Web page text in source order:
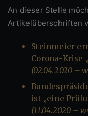
An dieser Stelle möchte ich noch an ein paar
Artikelüberschriften
Steinmeier
Corona-Krise
(02.04.2020 –
ist „eine
(11.04.2020 –